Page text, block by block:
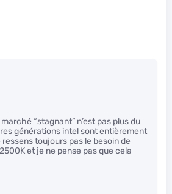
“stagnant” n’est pas plus du
générations intel sont entièrement
toujours pas le besoin de
et je ne pense pas que cela